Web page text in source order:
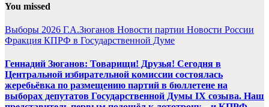
You missed
Выборы 2026 Г.А.Зюганов Новости партии Новости России
Фракция КПРФ в Государственной Думе
Геннадий Зюганов: Товарищи! Друзья! Сегодня в
Центральной избирательной комиссии состоялась
жеребьёвка по размещению партий в бюллетене на
выборах депутатов Государственной Думы IX созыва. Наш